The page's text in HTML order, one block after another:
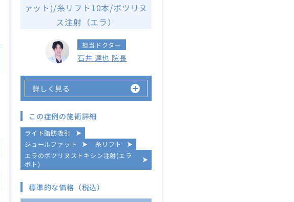
ァット)/糸リフト10本/ボツリヌ
ス注射（エラ）
担当ドクター
石井 達也 院長
詳しく見る
この症例の施術詳細
ライト脂肪吸引
ジョールファット
糸リフト
エラのボツリヌストキシン注射(エラ
ボト)
標準的な価格（税込）